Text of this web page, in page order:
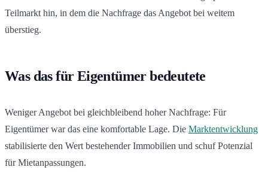
Teilmarkt hin, in dem die Nachfrage das Angebot bei weitem
überstieg.
Was das für Eigentümer bedeutete
Weniger Angebot bei gleichbleibend hoher Nachfrage: Für
Eigentümer war das eine komfortable Lage. Die Marktentwicklung
stabilisierte den Wert bestehender Immobilien und schuf Potenzial
für Mietanpassungen.